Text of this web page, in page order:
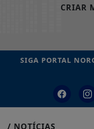
CRIAR
SIGA PORTAL
/ NOTÍCIAS